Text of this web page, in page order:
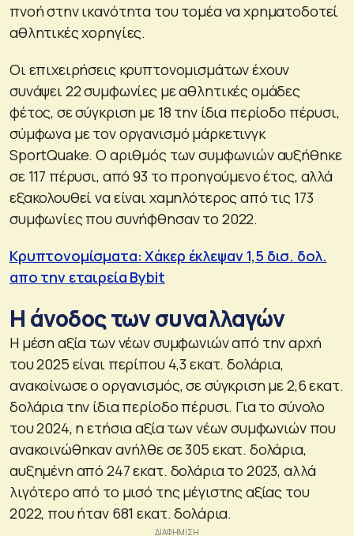
πνοή στην ικανότητα του τομέα να χρηματοδοτεί
αθλητικές χορηγίες.
Οι επιχειρήσεις κρυπτονομισμάτων έχουν
συνάψει 22 συμφωνίες με αθλητικές ομάδες
φέτος, σε σύγκριση με 18 την ίδια περίοδο πέρυσι,
σύμφωνα με τον οργανισμό μάρκετινγκ
SportQuake. Ο αριθμός των συμφωνιών αυξήθηκε
σε 117 πέρυσι, από 93 το προηγούμενο έτος, αλλά
εξακολουθεί να είναι χαμηλότερος από τις 173
συμφωνίες που συνήφθησαν το 2022.
Κρυπτονομίσματα: Χάκερ έκλεψαν 1,5 δισ. δολ.
απο την εταιρεία Bybit
Η άνοδος των συναλλαγών
Η μέση αξία των νέων συμφωνιών από την αρχή
του 2025 είναι περίπου 4,3 εκατ. δολάρια,
ανακοίνωσε ο οργανισμός, σε σύγκριση με 2,6 εκατ.
δολάρια την ίδια περίοδο πέρυσι. Για το σύνολο
του 2024, η ετήσια αξία των νέων συμφωνιών που
ανακοινώθηκαν ανήλθε σε 305 εκατ. δολάρια,
αυξημένη από 247 εκατ. δολάρια το 2023, αλλά
λιγότερο από το μισό της μέγιστης αξίας του
2022, που ήταν 681 εκατ. δολάρια.